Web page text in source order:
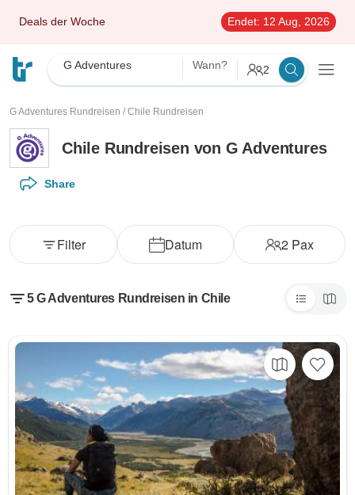
Deals der Woche Endet: 12 Aug, 2026
G Adventures Wann? 2
G Adventures Rundreisen / Chile Rundreisen
Chile Rundreisen von G Adventures
Share
Datum 2 Pax
Filter
5 G Adventures Rundreisen in Chile